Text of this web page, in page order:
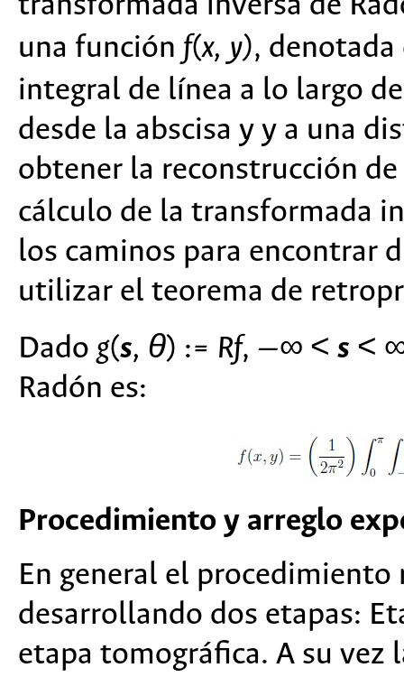
una función f(x, y),
integral de línea a lo largo
desde la abscisa y y a una
obtener la reconstrucción
cálculo de la transformada
los caminos para encontrar
utilizar el teorema de
Dado g(s, θ) := Rf, —∞ < s <
Radón es:
Procedimiento y arreglo
En general el procedimiento
desarrollando dos etapas:
etapa tomográfica. A su vez